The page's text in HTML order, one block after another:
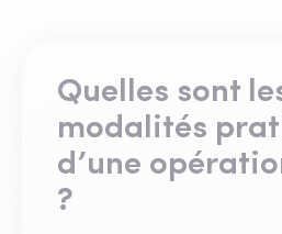
Quelles sont
modalités
d’une
?